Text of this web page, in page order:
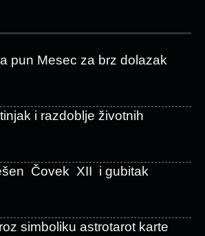
pun Mesec za brz dolazak
i razdoblje životnih
Čovek XII i gubitak
simboliku astrotarot karte